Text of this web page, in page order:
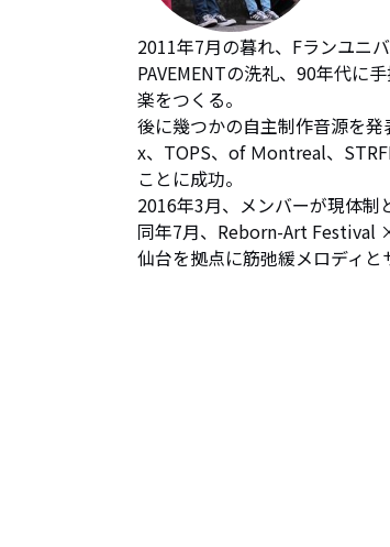
2011年7月の暮れ、Fランユニ
PAVEMENTの洗礼、90年代に
楽をつくる。
後に幾つかの自主制作音源を
x、TOPS、of Ｍontreal、
ことに成功。
2016年3月、メンバーが現体制
同年7月、Reborn-Art Festival